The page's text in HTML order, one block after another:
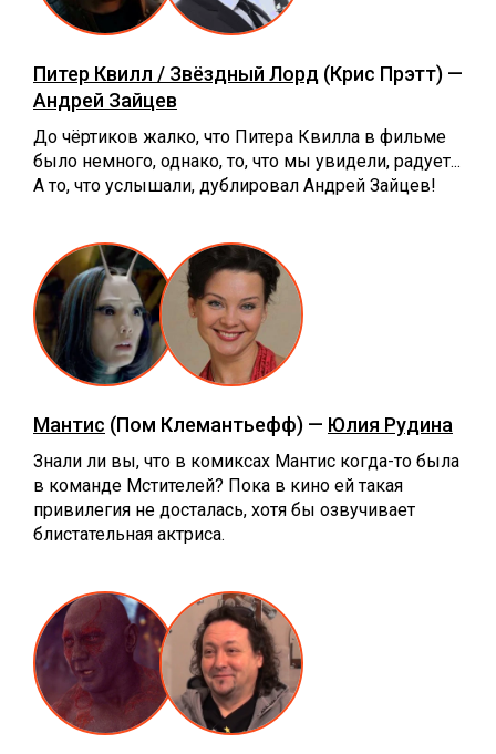
Питер Квилл / Звёздный Лорд (Крис Прэтт) —
Андрей Зайцев
До чёртиков жалко, что Питера Квилла в фильме
было немного, однако, то, что мы увидели, радует...
А то, что услышали, дублировал Андрей Зайцев!
Мантис (Пом Клемантьефф) — Юлия Рудина
Знали ли вы, что в комиксах Мантис когда-то была
в команде Мстителей? Пока в кино ей такая
привилегия не досталась, хотя бы озвучивает
блистательная актриса.